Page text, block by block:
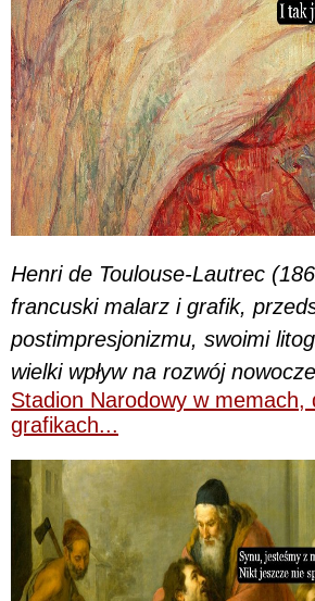
Henri de Toulouse-Lautrec
francuski malarz i grafik,
postimpresjonizmu, swoimi
wielki wpływ na rozwój
Stadion Narodowy w memach,
grafikach...